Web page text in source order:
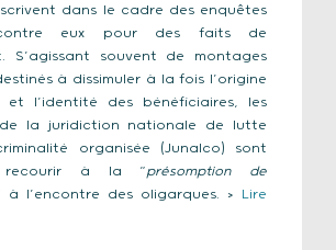
dans le cadre des enquêtes
eux pour des faits de
S’agissant souvent de montages
à dissimuler à la fois l’origine
et l’identité des bénéficiaires, les
la juridiction nationale de lutte
organisée (Junalco) sont
recourir à la “présomption de
à l’encontre des oligarques. > Lire